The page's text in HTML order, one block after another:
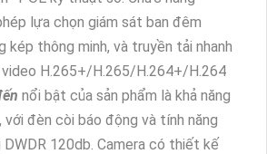
lựa chọn giám sát ban đêm
kép thông minh, và truyền tải nhanh
H.265+/H.265/H.264+/H.264
nổi bật của sản phẩm là khả năng
với đèn còi báo động và tính năng
120db. Camera có thiết kế